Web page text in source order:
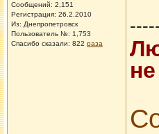
Сообщений: 2,151
Регистрация: 26.2.2010
Из: Днепропетровск
Пользователь №: 1,753
Спасибо сказали: 822 раза